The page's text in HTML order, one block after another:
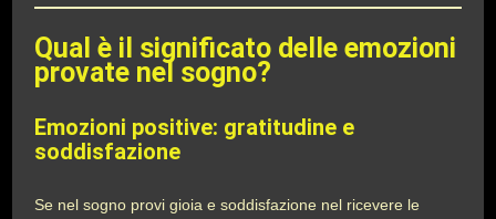
Qual è il significato delle emozioni
provate nel sogno?
Emozioni positive: gratitudine e
soddisfazione
Se nel sogno provi gioia e soddisfazione nel ricevere le